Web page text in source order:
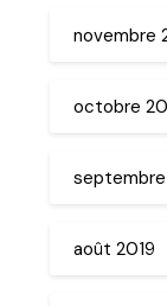
novembre
octobre
septembre
août 2019